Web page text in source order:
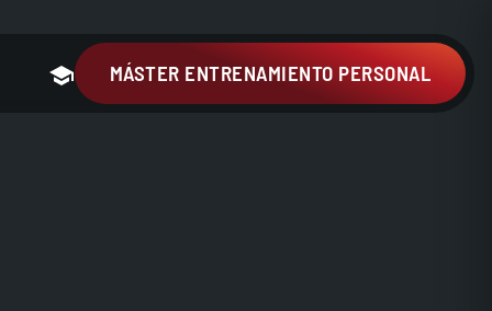
MÁSTER ENTRENAMIENTO PERSONAL